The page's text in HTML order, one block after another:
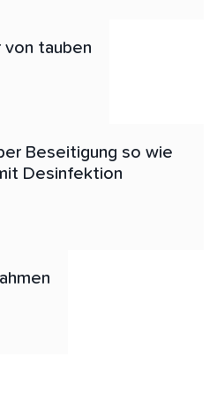
von tauben
Beseitigung so wie
Desinfektion